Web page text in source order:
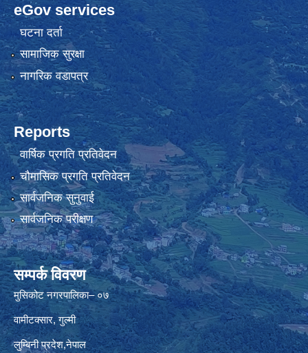
eGov services
घटना दर्ता
सामाजिक सुरक्षा
नागरिक वडापत्र
Reports
वार्षिक प्रगति प्रतिवेदन
चौमासिक प्रगति प्रतिवेदन
सार्वजनिक सुनुवाई
सार्वजनिक परीक्षण
सम्पर्क विवरण
मुसिकोट नगरपालिका– ०७
वामीटक्सार, गुल्मी
लुम्बिनी प्रदेश,नेपाल